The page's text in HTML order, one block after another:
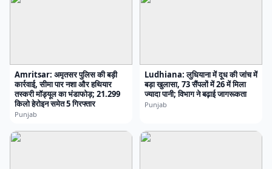
Amritsar: अमृतसर पुलिस की बड़ी
कार्रवाई, सीमा पार नशा और हथियार
तस्करी मॉड्यूल का भंडाफोड़; 21.299
किलो हेरोइन समेत 5 गिरफ्तार
Punjab
Ludhiana: लुधियाना में दूध की जांच में
बड़ा खुलासा, 73 सैंपलों में 26 में मिला
ज्यादा पानी; विभाग ने बढ़ाई जागरूकता
Punjab